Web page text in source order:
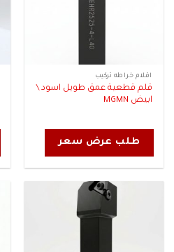
اقلام خراطه تركيب
قلم قطعية عمق طويل اسود \
ابيض MGMN
طلب عرض سعر